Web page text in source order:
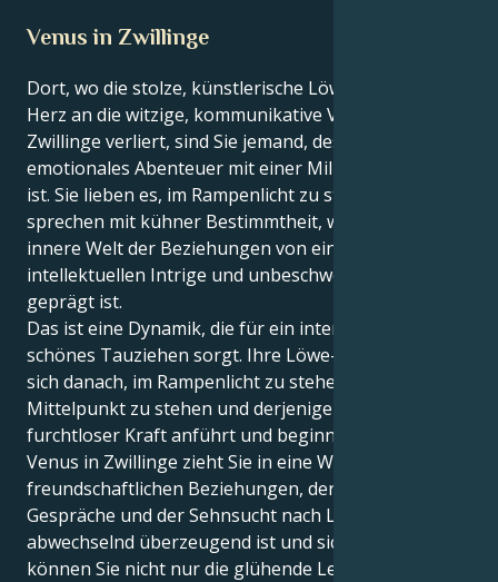
Venus in Zwillinge
Dort, wo die stolze, künstlerische Löwe-Sonne ihr
Herz an die witzige, kommunikative Venus in
Zwillinge verliert, sind Sie jemand, dessen Liebe ein
emotionales Abenteuer mit einer Million Gesprächen
ist. Sie lieben es, im Rampenlicht zu stehen und
sprechen mit kühner Bestimmtheit, während Ihre
innere Welt der Beziehungen von einer
intellektuellen Intrige und unbeschwerten Offenheit
geprägt ist.
Das ist eine Dynamik, die für ein interessantes,
schönes Tauziehen sorgt. Ihre Löwe-Sonne sehnt
sich danach, im Rampenlicht zu stehen, im
Mittelpunkt zu stehen und derjenige zu sein, der mit
furchtloser Kraft anführt und beginnt. Aber Ihre
Venus in Zwillinge zieht Sie in eine Welt der
freundschaftlichen Beziehungen, der anregenden
Gespräche und der Sehnsucht nach Liebe, die
abwechselnd überzeugend ist und sich verändert. So
können Sie nicht nur die glühende Leidenschaft